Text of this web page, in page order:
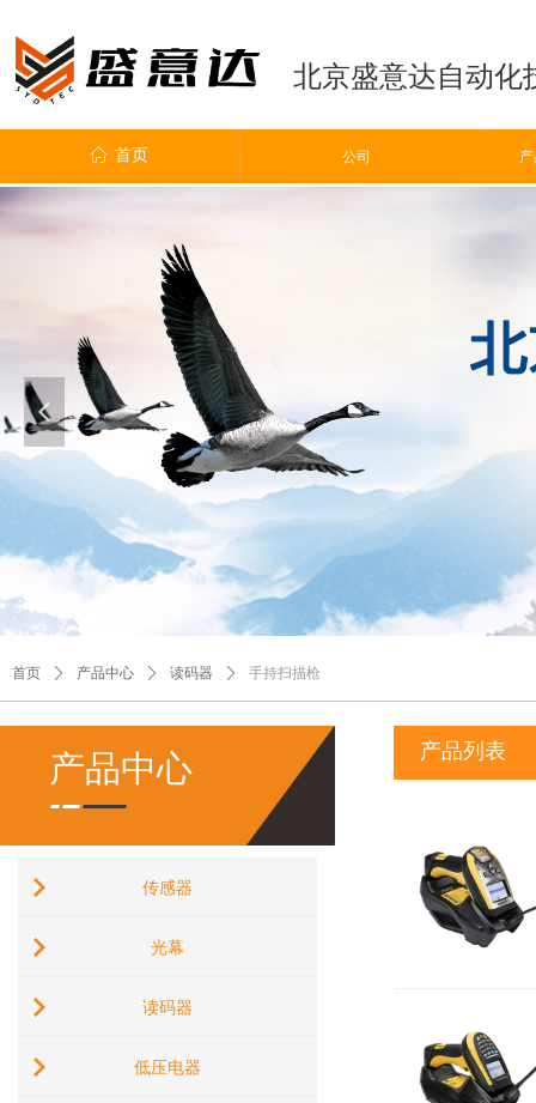
ꀇ 首页 ꀶ 公司
公司
北京盛意达自动化
넳
产品中心
首页 ꄲ 产品中心 ꄲ 读码器 ꄲ 手持扫描枪
传感器
光幕
读码器
低压电器
产品列表